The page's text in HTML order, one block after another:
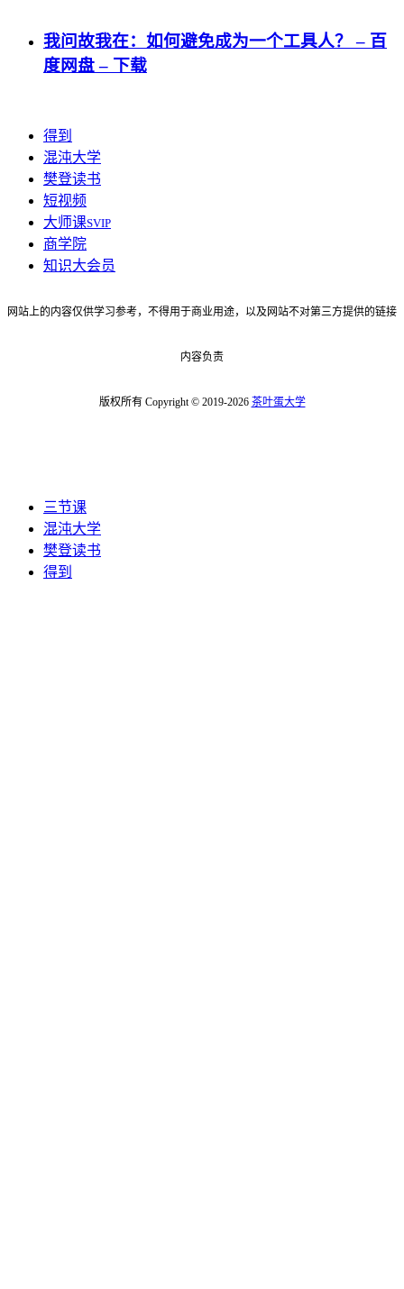
我问故我在：如何避免成为一个工具人？ – 百
度网盘 – 下载
得到
混沌大学
樊登读书
短视频
大师课SVIP
商学院
知识大会员
网站上的内容仅供学习参考，不得用于商业用途，以及网站不对第三方提供的链接
内容负责
版权所有 Copyright © 2019-2026 茶叶蛋大学
三节课
混沌大学
樊登读书
得到